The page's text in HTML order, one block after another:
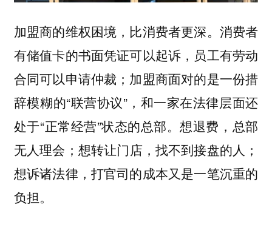
加盟商的维权困境，比消费者更深。消费者
有储值卡的书面凭证可以起诉，员工有劳动
合同可以申请仲裁；加盟商面对的是一份措
辞模糊的“联营协议”，和一家在法律层面还
处于“正常经营”状态的总部。想退费，总部
无人理会；想转让门店，找不到接盘的人；
想诉诸法律，打官司的成本又是一笔沉重的
负担。